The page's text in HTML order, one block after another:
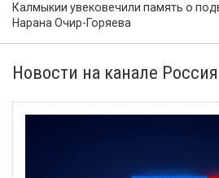
Калмыкии увековечили память о
Нарана Очир-Горяева
Новости на канале